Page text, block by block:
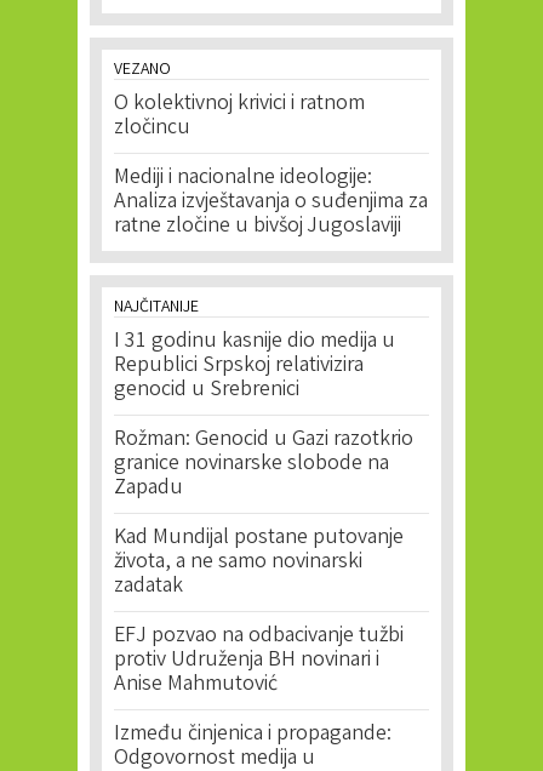
VEZANO
O kolektivnoj krivici i ratnom
zločincu
Mediji i nacionalne ideologije:
Analiza izvještavanja o suđenjima za
ratne zločine u bivšoj Jugoslaviji
NAJČITANIJE
I 31 godinu kasnije dio medija u
Republici Srpskoj relativizira
genocid u Srebrenici
Rožman: Genocid u Gazi razotkrio
granice novinarske slobode na
Zapadu
Kad Mundijal postane putovanje
života, a ne samo novinarski
zadatak
EFJ pozvao na odbacivanje tužbi
protiv Udruženja BH novinari i
Anise Mahmutović
Između činjenica i propagande:
Odgovornost medija u